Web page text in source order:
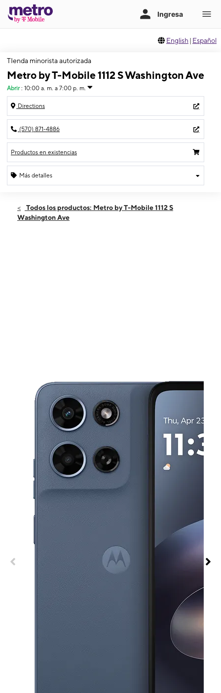
English | Español
TIenda minorista autorizada
Metro by T-Mobile 1112 S Washington Ave
Abrir : 10:00 a. m. a 7:00 p. m.
Directions
(570) 871-4886
Productos en existencias
Más detalles
Jueves:10:00 a. m. a 7:00 p. m.
Viernes:10:00 a. m. a 7:00 p. m.
Todos los productos: Metro by T-Mobile 1112 S
Washington Ave